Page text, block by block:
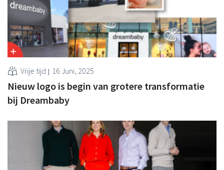
Vrije tijd 16 Juni, 2025
Nieuw logo is begin van grotere transformatie
bij Dreambaby